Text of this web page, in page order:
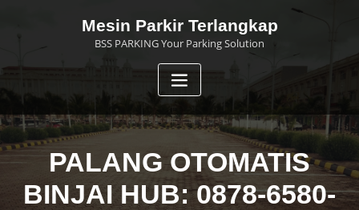
Mesin Parkir Terlangkap
BSS PARKING Your Parking Solution
PALANG OTOMATIS
BINJAI HUB: 0878-6580-